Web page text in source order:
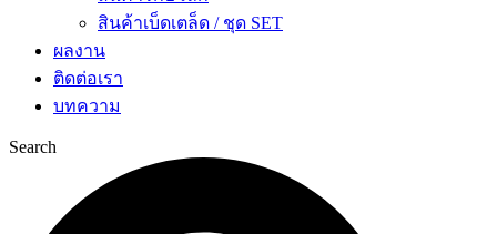
สินค้าเบ็ดเตล็ด / ชุด SET
ผลงาน
ติดต่อเรา
บทความ
Search